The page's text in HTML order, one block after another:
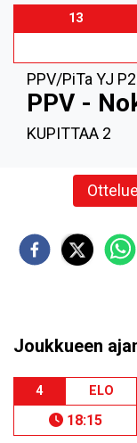
13
PPV/PiTa YJ
PPV -
KUPITTAA 2
Joukkueen
4 ELO
18:15